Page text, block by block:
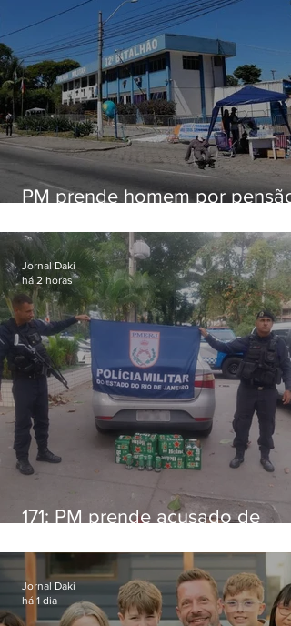
PM prende homem por pensão
171: PM prende acusado de
Niterói
Jornal Daki
há 2 horas
Jornal Daki
há 1 dia